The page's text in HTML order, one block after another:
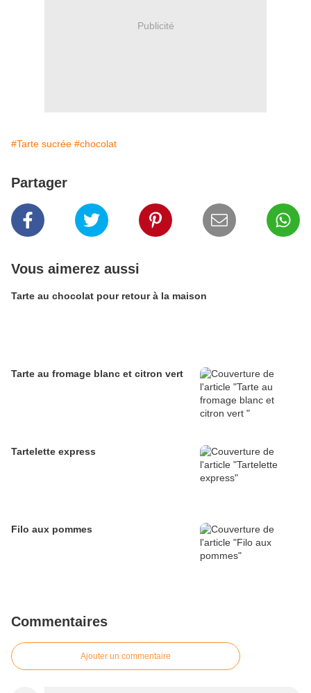
Publicité
#Tarte sucrée #chocolat
Partager
Vous aimerez aussi
Tarte au chocolat pour retour à la maison
Tarte au fromage blanc et citron vert
Tartelette express
Filo aux pommes
Commentaires
Ajouter un commentaire